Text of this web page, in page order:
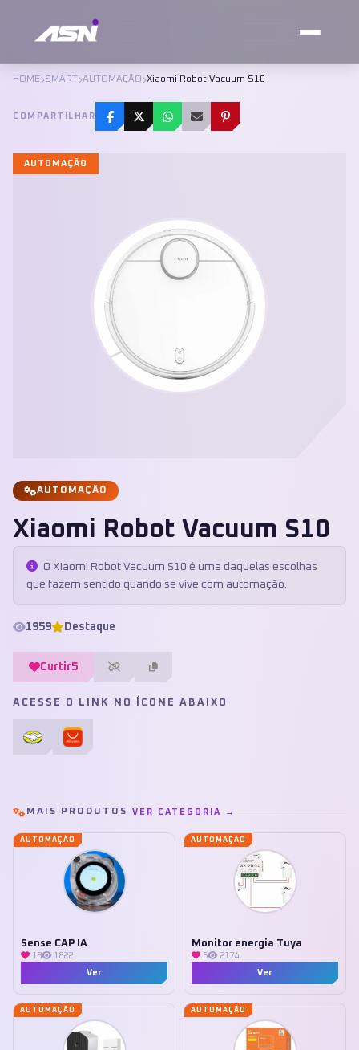
HOME SMART AUTOMAÇÃO Xiaomi Robot Vacuum S10
COMPARTILHAR
AUTOMAÇÃO
AUTOMAÇÃO
Xiaomi Robot Vacuum S10
O Xiaomi Robot Vacuum S10 é uma daquelas escolhas
que fazem sentido quando se vive com automação.
1959 Destaque
Curtir5
ACESSE O LINK NO ÍCONE ABAIXO
MAIS PRODUTOS VER CATEGORIA →
AUTOMAÇÃO
Sense CAP IA
13
1822
Ver
AUTOMAÇÃO
Monitor energia Tuya
6
2174
Ver
AUTOMAÇÃO AUTOMAÇÃO